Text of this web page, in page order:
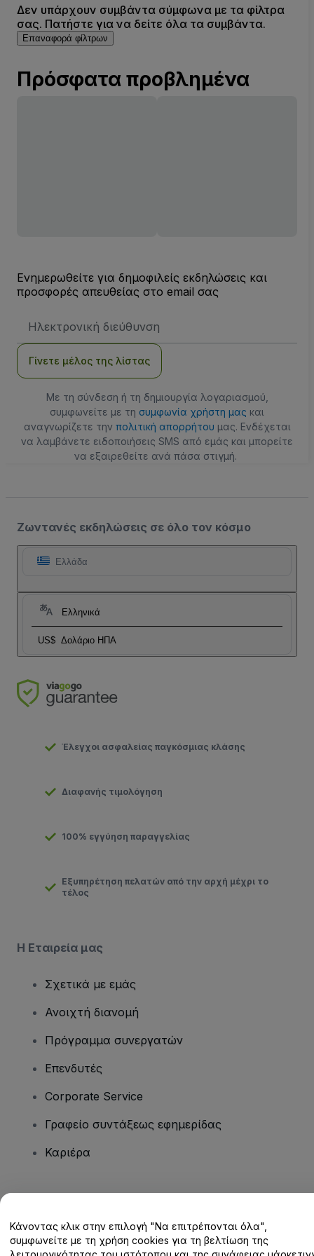
Δεν υπάρχουν συμβάντα σύμφωνα με τα φίλτρα
σας. Πατήστε για να δείτε όλα τα συμβάντα.
Επαναφορά φίλτρων
Πρόσφατα προβλημένα
Ενημερωθείτε για δημοφιλείς εκδηλώσεις και
προσφορές απευθείας στο email σας
Email
Γίνετε μέλος της λίστας
Με τη σύνδεση ή τη δημιουργία λογαριασμού,
συμφωνείτε με τη συμφωνία χρήστη μας και
αναγνωρίζετε την πολιτική απορρήτου μας. Ενδέχεται
να λαμβάνετε ειδοποιήσεις SMS από εμάς και μπορείτε
να εξαιρεθείτε ανά πάσα στιγμή.
Ζωντανές εκδηλώσεις σε όλο τον κόσμο
Ελλάδα
Ελληνικά
US$ Δολάριο ΗΠΑ
Έλεγχοι ασφαλείας παγκόσμιας κλάσης
Διαφανής τιμολόγηση
100% εγγύηση παραγγελίας
Εξυπηρέτηση πελατών από την αρχή μέχρι το
τέλος
Η Εταιρεία μας
Σχετικά με εμάς
Ανοιχτή διανομή
Πρόγραμμα συνεργατών
Επενδυτές
Corporate Service
Γραφείο συντάξεως εφημερίδας
Καριέρα
Κέντρο βοήθειας / Επικοινωνήστε μαζί μας
Κάνοντας κλικ στην επιλογή "Να επιτρέπονται όλα",
συμφωνείτε με τη χρήση cookies για τη βελτίωση της